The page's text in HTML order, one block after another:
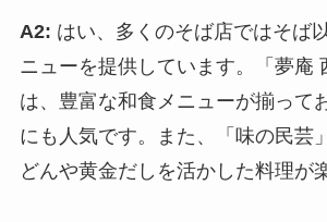
A2: はい、多くのそば店ではそば
ニューを提供しています。「夢庵
は、豊富な和食メニューが揃って
にも人気です。また、「味の民芸
どんや黄金だしを活かした料理が